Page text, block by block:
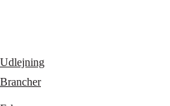
Udlejning
Brancher